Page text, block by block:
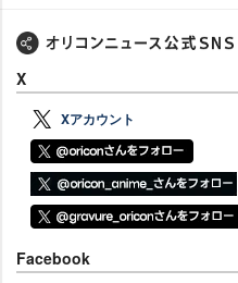
X
Xアカウント
Facebook